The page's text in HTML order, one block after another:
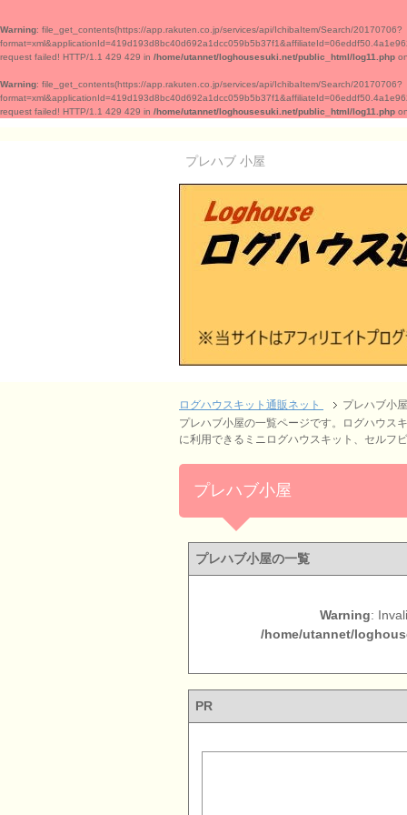
Warning: file_get_contents(https://app.rakuten.co.jp/services/api/IchibaItem/Search/20170706?
request failed! HTTP/1.1 429 429 in /home/utannet/loghousesuki.net/public_html/log11.php
Warning: file_get_contents(https://app.rakuten.co.jp/services/api/IchibaItem/Search/20170706?
request failed! HTTP/1.1 429 429 in /home/utannet/loghousesuki.net/public_html/log11.php
プレハブ 小屋
ログハウスキット通販ネット
プレハブ小
プレハブ小屋の一覧ページです。ログハウス
に利用できるミニログハウスキット、セルフ
プレハブ小屋
プレハブ小屋の一覧
Warning:
/home/utannet/
PR